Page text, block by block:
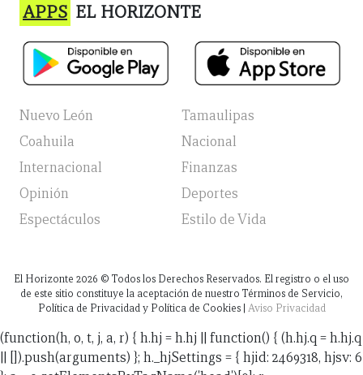
APPS EL HORIZONTE
Nuevo León
Tamaulipas
Coahuila
Nacional
Internacional
Finanzas
Opinión
Deportes
Espectáculos
Estilo de Vida
El Horizonte 2026 © Todos los Derechos Reservados. El registro o el uso
de este sitio constituye la aceptación de nuestro Términos de Servicio,
Política de Privacidad y Política de Cookies | Aviso Privacidad
(function(h, o, t, j, a, r) { h.hj = h.hj || function() { (h.hj.q = h.hj.q
|| []).push(arguments) }; h._hjSettings = { hjid: 2469318, hjsv: 6